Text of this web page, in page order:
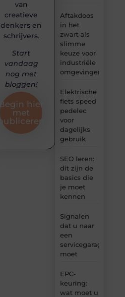
Aftakdoos
in het
zwart als
slimme
keuze voor
industriële
omgevingen
Elektrische
fiets speed
pedelec
voor
dagelijks
gebruik
SEO leren:
dit zijn de
basics die
je moet
kennen
Signalen
dat u naar
een
servicegarage
moet
EPC-
keuring:
wat moet u
van
creatieve
denkers en
schrijvers.
Start
vandaag
nog met
bloggen!
Begin hier
met
publiceren